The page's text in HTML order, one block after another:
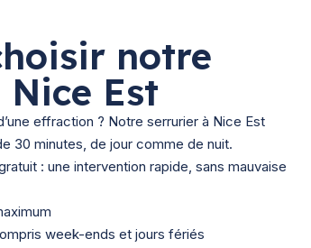
notre
Est
effraction ? Notre serrurier à Nice Est
30 minutes, de jour comme de nuit.
: une intervention rapide, sans mauvaise
week-ends et jours fériés